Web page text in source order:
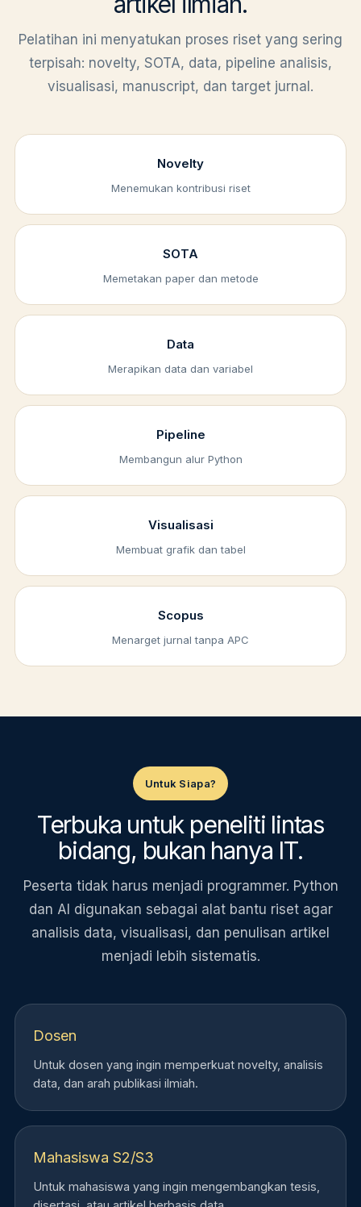
Pelatihan ini menyatukan proses riset yang sering
terpisah: novelty, SOTA, data, pipeline analisis,
visualisasi, manuscript, dan target jurnal.
Novelty
Menemukan kontribusi riset
SOTA
Memetakan paper dan metode
Data
Merapikan data dan variabel
Pipeline
Membangun alur Python
Visualisasi
Membuat grafik dan tabel
Scopus
Menarget jurnal tanpa APC
Untuk Siapa?
Terbuka untuk peneliti lintas
bidang, bukan hanya IT.
Peserta tidak harus menjadi programmer. Python
dan AI digunakan sebagai alat bantu riset agar
analisis data, visualisasi, dan penulisan artikel
menjadi lebih sistematis.
Dosen
Untuk dosen yang ingin memperkuat novelty, analisis
data, dan arah publikasi ilmiah.
Mahasiswa S2/S3
Untuk mahasiswa yang ingin mengembangkan tesis,